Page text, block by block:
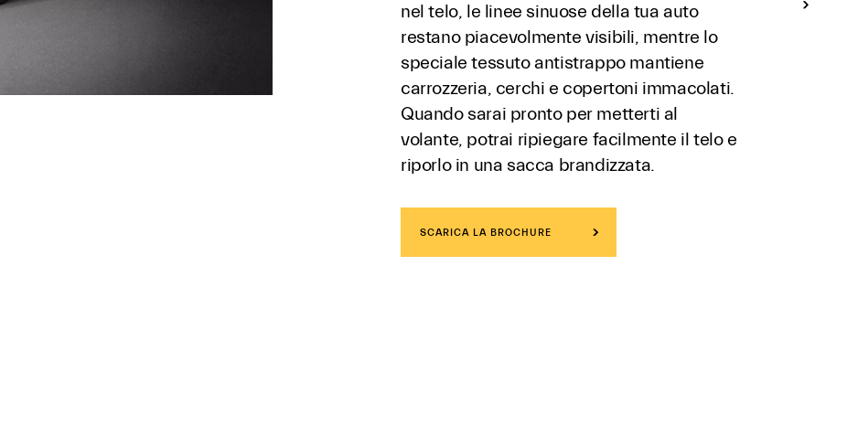
nel telo, le linee sinuose della tua auto
restano piacevolmente visibili, mentre lo
speciale tessuto antistrappo mantiene
carrozzeria, cerchi e copertoni immacolati.
Quando sarai pronto per metterti al
volante, potrai ripiegare facilmente il telo e
riporlo in una sacca brandizzata.
SCARICA LA BROCHURE